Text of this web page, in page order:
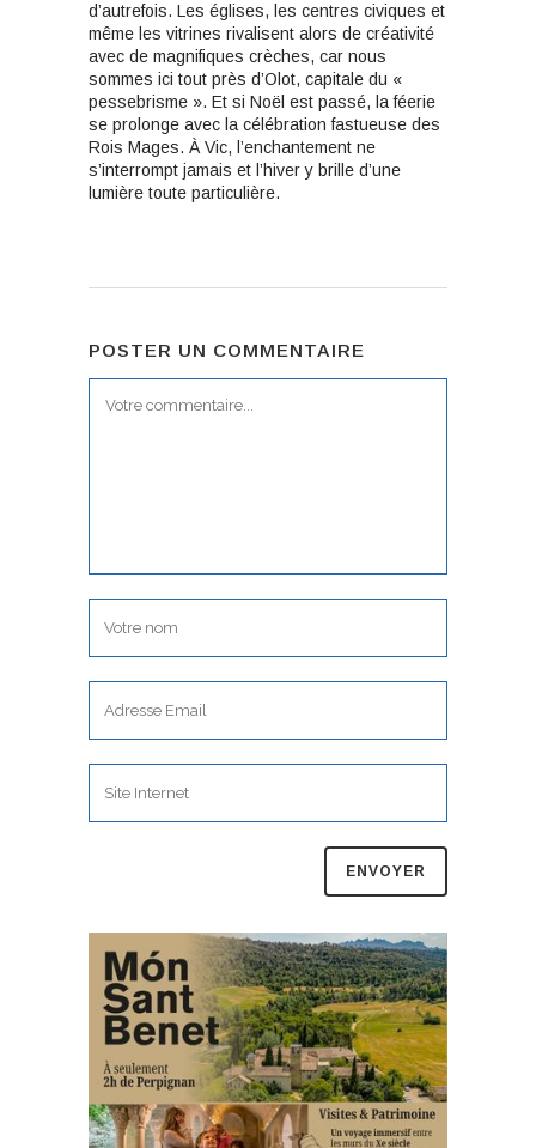
d’autrefois. Les églises, les centres civiques et
même les vitrines rivalisent alors de créativité
avec de magnifiques crèches, car nous
sommes ici tout près d’Olot, capitale du «
pessebrisme ». Et si Noël est passé, la féerie
se prolonge avec la célébration fastueuse des
Rois Mages. À Vic, l’enchantement ne
s’interrompt jamais et l’hiver y brille d’une
lumière toute particulière.
POSTER UN COMMENTAIRE